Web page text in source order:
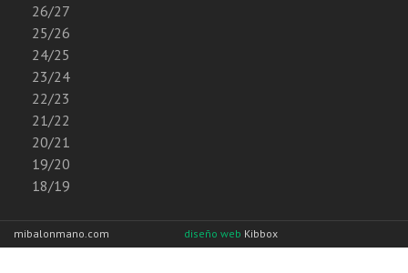
26/27
25/26
24/25
23/24
22/23
21/22
20/21
19/20
18/19
mibalonmano.com diseño web Kibbox